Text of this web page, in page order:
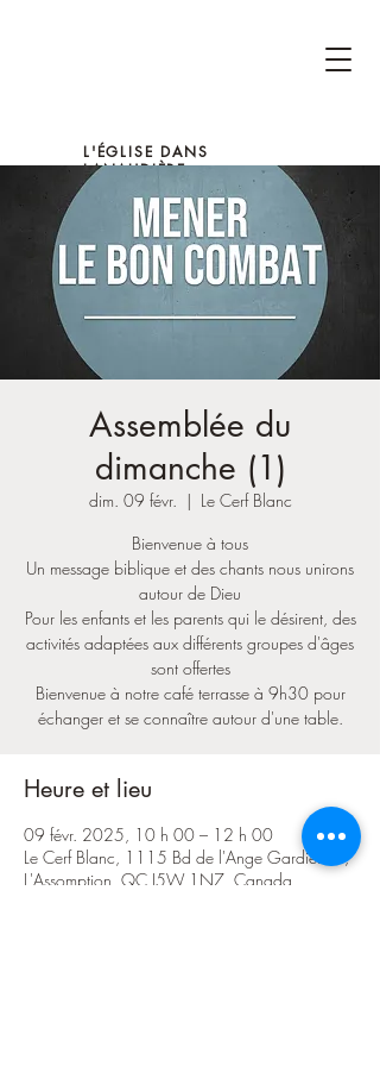
L'ÉGLISE DANS
LANAUDIÈRE
Assemblée du
dimanche (1)
dim. 09 févr.
  |
Le Cerf Blanc
Bienvenue à tous
Un message biblique et des chants nous unirons
autour de Dieu
Pour les enfants et les parents qui le désirent, des
activités adaptées aux différents groupes d'âges
sont offertes
Bienvenue à notre café terrasse à 9h30 pour
échanger et se connaître autour d'une table.
Heure et lieu
09 févr. 2025, 10 h 00 – 12 h 00
Le Cerf Blanc, 1115 Bd de l'Ange Gardien N,
L'Assomption, QC J5W 1N7, Canada